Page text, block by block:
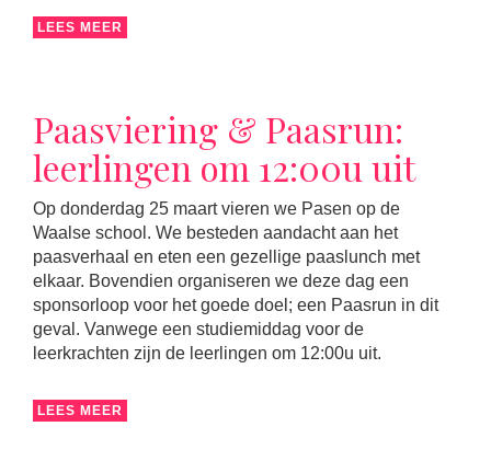
LEES MEER
Paasviering & Paasrun:
leerlingen om 12:00u uit
Op donderdag 25 maart vieren we Pasen op de
Waalse school. We besteden aandacht aan het
paasverhaal en eten een gezellige paaslunch met
elkaar. Bovendien organiseren we deze dag een
sponsorloop voor het goede doel; een Paasrun in dit
geval. Vanwege een studiemiddag voor de
leerkrachten zijn de leerlingen om 12:00u uit.
LEES MEER